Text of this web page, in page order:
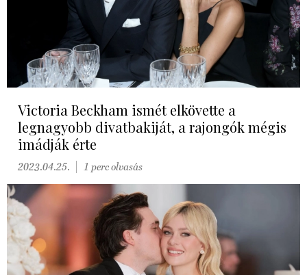
Victoria Beckham ismét elkövette a
legnagyobb divatbakiját, a rajongók mégis
imádják érte
2023.04.25. 1 perc olvasás